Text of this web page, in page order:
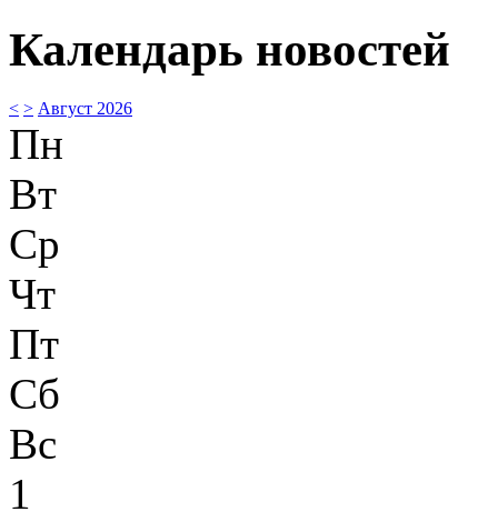
Календарь новостей
< > Август 2026
Пн
Вт
Ср
Чт
Пт
Сб
Вс
1